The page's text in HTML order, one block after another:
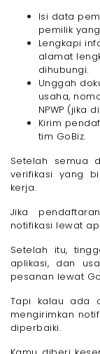
Isi data
pemilik
Lengkapi
alamat
dihubungi.
Unggah
usaha,
NPWP (jika
Kirim
tim GoBiz.
Setelah semua
verifikasi yang
kerja.
Jika
notifikasi lewat
Setelah itu,
aplikasi, dan
pesanan lewat
Tapi kalau ada
mengirimkan
diperbaiki.